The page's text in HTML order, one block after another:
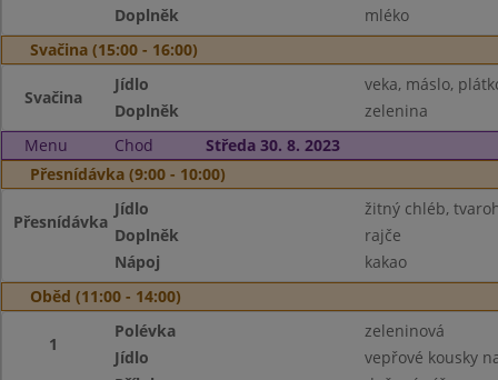
Doplněk
mléko
Svačina (15:00 - 16:00)
Svačina
Jídlo
veka, máslo,
Doplněk
zelenina
Menu
Chod
Středa 30. 8. 2023
Přesnídávka (9:00 - 10:00)
Přesnídávka
Jídlo
žitný chléb,
Doplněk
rajče
Nápoj
kakao
Oběd (11:00 - 14:00)
1
Polévka
zeleninová
Jídlo
vepřové kousky